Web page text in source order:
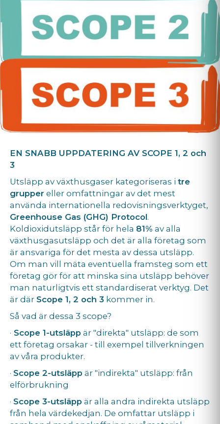
EN SNABB UPPDATERING AV SCOPE 1, 2 och
3
Utsläpp av växthusgaser kategoriseras i tre
grupper eller omfattningar av det mest
använda internationella redovisningsverktyget,
Greenhouse Gas (GHG) Protocol.
Koldioxidutsläpp står för hela 81% av alla
växthusgasutsläpp och det är alla företag som
är ansvariga för det mesta av dessa utsläpp.
Om man vill mäta eventuella framsteg som ett
företag gör för att minska sina utsläpp behöver
man naturligtvis ett standardiserat verktyg. Det
är där Scope 1, 2 och 3 kommer in.
Så vad är dessa 3 scope?
· Scope 1-utsläpp är "direkta" utsläpp: de som
ett företag orsakar - till exempel tillverkningen
av våra produkter.
· Scope 2-utsläpp är "indirekta" utsläpp: från
elförbrukning
· Scope 3-utsläpp är alla andra indirekta utsläpp
från hela värdekedjan. De omfattar utsläpp i